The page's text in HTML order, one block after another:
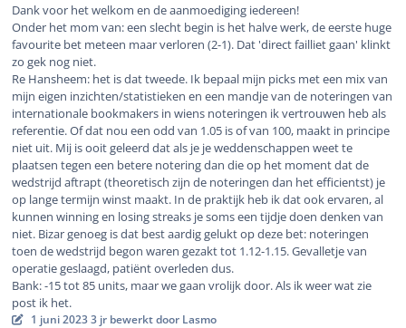
Dank voor het welkom en de aanmoediging iedereen!
Onder het mom van: een slecht begin is het halve werk, de eerste huge
favourite bet meteen maar verloren (2-1). Dat 'direct failliet gaan' klinkt
zo gek nog niet.
Re Hansheem: het is dat tweede. Ik bepaal mijn picks met een mix van
mijn eigen inzichten/statistieken en een mandje van de noteringen van
internationale bookmakers in wiens noteringen ik vertrouwen heb als
referentie. Of dat nou een odd van 1.05 is of van 100, maakt in principe
niet uit. Mij is ooit geleerd dat als je je weddenschappen weet te
plaatsen tegen een betere notering dan die op het moment dat de
wedstrijd aftrapt (theoretisch zijn de noteringen dan het efficientst) je
op lange termijn winst maakt. In de praktijk heb ik dat ook ervaren, al
kunnen winning en losing streaks je soms een tijdje doen denken van
niet. Bizar genoeg is dat best aardig gelukt op deze bet: noteringen
toen de wedstrijd begon waren gezakt tot 1.12-1.15. Gevalletje van
operatie geslaagd, patiënt overleden dus.
Bank: -15 tot 85 units, maar we gaan vrolijk door. Als ik weer wat zie
post ik het.
1 juni 20233 jr bewerkt door Lasmo